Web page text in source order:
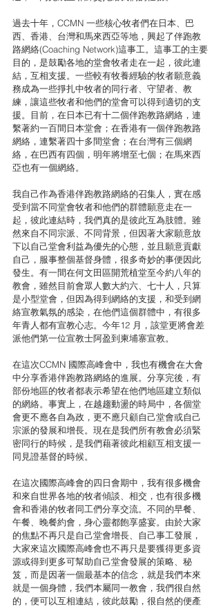
過去十年，CCMN 一些核心牧者們在日本、巴
西、香港、台灣和馬來西亞等地，興起了伴跑教
路網絡(Coaching Network)這事工。這事工的主要
目的，是鼓勵各地的堂會牧者走在一起，彼此連
結，互相支援。一些較有牧養經驗的牧者願意義
務成為一些掙扎中牧者的同行者、守望者、教
練，讓這些牧者和他們的堂會可以得到適切的支
援。目前，在日本已有十二個伴跑教路網絡，連
繫著約一百間日本堂會；在香港有一個伴跑教路
網絡，連繫著四十多間堂會；在台灣有三個網
絡，在巴西有四個，明年將增至七個；在馬來西
亞也有一個網絡。
我自己作為香港伴跑教路網絡的召集人，實在感
受到當不同堂會牧者和他們的群體願意走在一
起，彼此連結時，我們真的是彼此互為肢體。雖
然來自不同宗派、不同背景，但因著大家願意放
下以自己堂會利益為優先的心態，並且願意貢獻
自己，服事整個基督身體，很多奇妙的事便因此
發生。有一間在何文田區開荒植堂至今約八年的
教會，雖然目前會眾人數大約六、七十人，只算
是小型堂會，但因為得到網絡的支援，和受到網
絡宣教氣氛的感染，在他們這個群體中，有很多
年青人都有宣教心志。今年12 月，該堂更將會差
派他們第一位宣教士阿盈到柬埔寨宣教。
在這次CCMN 國際高峰會中，我也有機會在大會
中分享香港伴跑教路網絡的進展。分享完後，有
部份地區的牧者都表示希望在他們地區建立類似
的網絡。事實上，在越趨動盪的時局中，各個堂
會更不應各自為政，更不應只顧自己堂會或自己
宗派的發展和增長。現在是我們所有教會必須緊
密同行的時候，是我們藉著彼此相顧互相支援一
同見證基督的時候。
在這次國際高峰會的四日會期中，我有很多機會
和來自世界各地的牧者傾談、相交，也有很多機
會和香港的牧者同工們分享交流。不同的早餐、
午餐、晚餐約會，身心靈都飽享盛宴。由於大家
的焦點不再只是自己堂會增長、自己事工發展，
大家來這次國際高峰會也不再只是要獲得更多資
源或得到更多可幫助自己堂會發展的策略、秘
笈，而是因著一個最基本的信念，就是我們本來
就是一個身體，我們本屬同一教會，我們很自然
的，便可以互相連結，彼此鼓勵，很自然的便產